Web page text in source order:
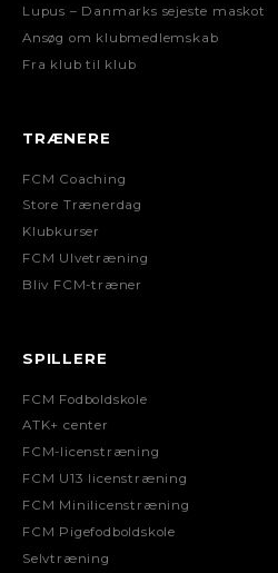
Lupus – Danmarks sejeste maskot
Ansøg om klubmedlemskab
Fra klub til klub
TRÆNERE
FCM Coaching
Store Trænerdag
Klubkurser
FCM Ulvetræning
Bliv FCM-træner
SPILLERE
FCM Fodboldskole
ATK+ center
FCM-licenstræning
FCM U13 licenstræning
FCM Minilicenstræning
FCM Pigefodboldskole
Selvtræning